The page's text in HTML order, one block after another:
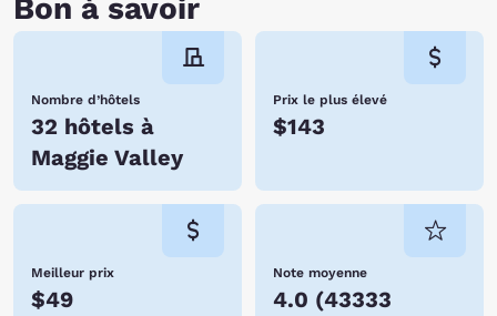
Bon à savoir
Nombre d’hôtels
32 hôtels à
Maggie Valley
Prix le plus élevé
$143
Meilleur prix
$49
Note moyenne
4.0 (43333